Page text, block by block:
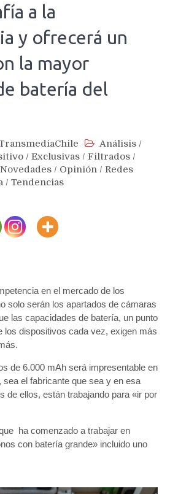
a la
y ofrecerá un
la mayor
batería del
Análisis /
/ Exclusivas / Filtrados /
Novedades / Opinión / Redes
/ Tendencias
en el mercado de los
solo serán los apartados de cámaras
las capacidades de batería, un punto
los dispositivos cada vez, exigen más
de 6.000 mAh será impresentable en
sea el fabricante que sea y en esa
de ellos, están trabajando para «ir por
ha comenzado a trabajar en
con batería grande» incluido uno